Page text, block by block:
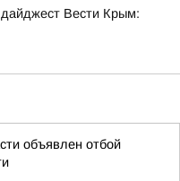
Вести Крым:
объявлен отбой